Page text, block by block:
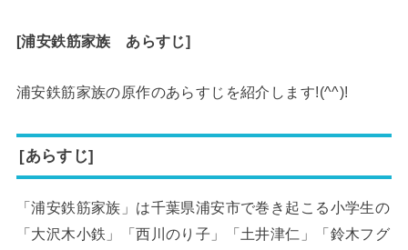
[浦安鉄筋家族 あらすじ]
浦安鉄筋家族の原作のあらすじを紹介します!(^^)!
[あらすじ]
「浦安鉄筋家族」は千葉県浦安市で巻き起こる小学生の
「大沢木小鉄」「西川のり子」「土井津仁」「鈴木フグ